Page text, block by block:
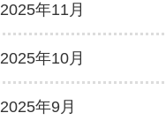
2025年11月
2025年10月
2025年9月